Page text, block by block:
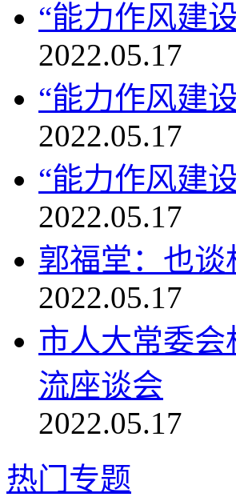
“能力作风建
2022.05.17
“能力作风建
2022.05.17
“能力作风建
2022.05.17
郭福堂：也
2022.05.17
市人大常委会
流座谈会
2022.05.17
热门专题